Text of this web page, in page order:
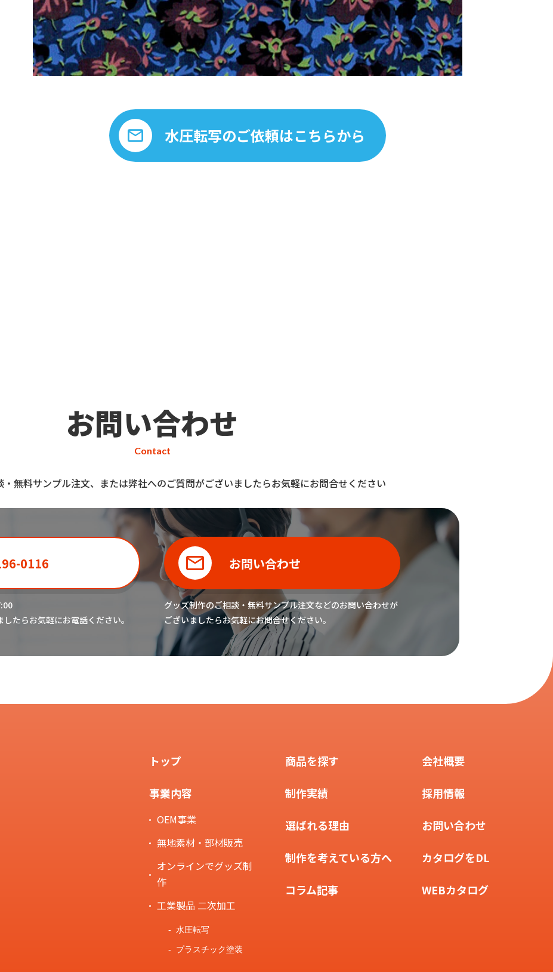
水圧転写のご依頼はこちらから
お問い合わせ
Contact
・無料サンプル注文、または弊社へのご質問がございましたらお気軽にお問合せください
0116
したらお気軽にお電話ください。
お問い合わせ
グッズ制作のご相談・無料サンプル注文などのお問い合わせが
ございましたらお気軽にお問合せください。
トップ
事業内容
OEM事業
無地素材・部材販売
オンラインでグッズ制
作
工業製品 二次加工
水圧転写
プラスチック塗装
商品を探す
制作実績
選ばれる理由
制作を考えている方へ
コラム記事
会社概要
採用情報
お問い合わせ
カタログをDL
WEBカタログ